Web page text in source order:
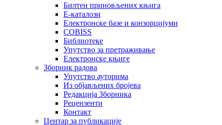
Билтен приновљених књига
Е-каталози
Електронске базе и конзорцијуми
COBISS
Библиотеке
Упутство за претраживање
Електронске књиге
Зборник радова
Упутство ауторима
Из објављених бројева
Редакција Зборника
Рецензенти
Контакт
Центар за публикације